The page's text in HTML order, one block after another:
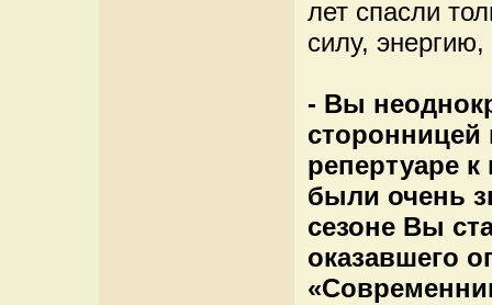
лет спасли
силу,
- Вы
репертуаре
были очень
сезоне Вы
оказавшего